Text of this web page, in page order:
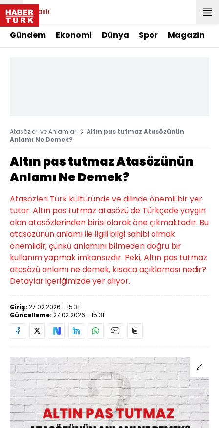
Canlı
Gündem Ekonomi Dünya Spor Magazin
Atasözleri ve Anlamlari
Altın pas tutmaz Atasözünün
Anlamı Ne Demek?
Altın pas tutmaz Atasözünün
Anlamı Ne Demek?
Atasözleri Türk kültüründe ve dilinde önemli bir yer
tutar. Altın pas tutmaz atasözü de Türkçede yaygın
olan atasözlerinden birisi olarak öne çıkmaktadır. Bu
atasözünün anlamı ile ilgili bilgi sahibi olmak
önemlidir; çünkü anlamını bilmeden doğru bir
kullanım yapmak imkansızdır. Peki, Altın pas tutmaz
atasözü anlamı ne demek, kısaca açıklaması nedir?
Detaylar içeriğimizde yer alıyor.
Giriş: 27.02.2026 - 15:31
Güncelleme: 27.02.2026 - 15:31